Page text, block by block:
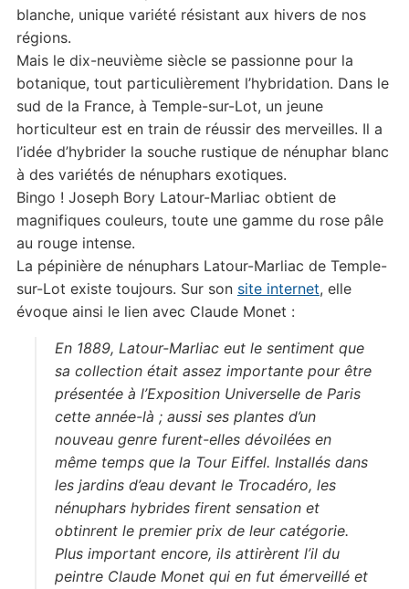
blanche, unique variété résistant aux hivers de nos
régions.
Mais le dix-neuvième siècle se passionne pour la
botanique, tout particulièrement l’hybridation. Dans le
sud de la France, à Temple-sur-Lot, un jeune
horticulteur est en train de réussir des merveilles. Il a
l’idée d’hybrider la souche rustique de nénuphar blanc
à des variétés de nénuphars exotiques.
Bingo ! Joseph Bory Latour-Marliac obtient de
magnifiques couleurs, toute une gamme du rose pâle
au rouge intense.
La pépinière de nénuphars Latour-Marliac de Temple-
sur-Lot existe toujours. Sur son site internet, elle
évoque ainsi le lien avec Claude Monet :
En 1889, Latour-Marliac eut le sentiment que
sa collection était assez importante pour être
présentée à l’Exposition Universelle de Paris
cette année-là ; aussi ses plantes d’un
nouveau genre furent-elles dévoilées en
même temps que la Tour Eiffel. Installés dans
les jardins d’eau devant le Trocadéro, les
nénuphars hybrides firent sensation et
obtinrent le premier prix de leur catégorie.
Plus important encore, ils attirèrent l’il du
peintre Claude Monet qui en fut émerveillé et